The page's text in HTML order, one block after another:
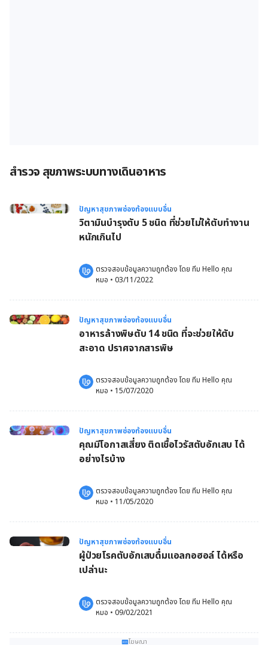
สำรวจ สุขภาพระบบทางเดินอาหาร
ปัญหาสุขภาพช่องท้องแบบอื่น
วิตามินบำรุงตับ 5 ชนิด ที่ช่วยไม่ให้ตับทำงาน
หนักเกินไป
ตรวจสอบข้อมูลความถูกต้อง โดย ทีม Hello คุณ
หมอ • 03/11/2022
ปัญหาสุขภาพช่องท้องแบบอื่น
อาหารล้างพิษตับ 14 ชนิด ที่จะช่วยให้ตับ
สะอาด ปราศจากสารพิษ
ตรวจสอบข้อมูลความถูกต้อง โดย ทีม Hello คุณ
หมอ • 15/07/2020
ปัญหาสุขภาพช่องท้องแบบอื่น
คุณมีโอกาสเสี่ยง ติดเชื้อไวรัสตับอักเสบ ได้
อย่างไรบ้าง
ตรวจสอบข้อมูลความถูกต้อง โดย ทีม Hello คุณ
หมอ • 11/05/2020
ปัญหาสุขภาพช่องท้องแบบอื่น
ผู้ป่วยโรคตับอักเสบดื่มแอลกอฮอล์ ได้หรือ
เปล่านะ
ตรวจสอบข้อมูลความถูกต้อง โดย ทีม Hello คุณ
หมอ • 09/02/2021
โฆษณา